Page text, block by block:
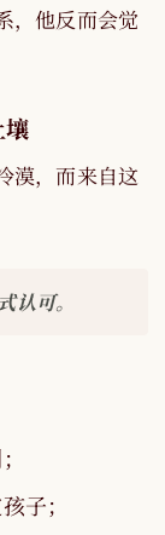
，他反而会觉
漠，而来自这
认可。
子；